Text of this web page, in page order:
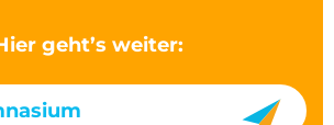
geht’s weiter: